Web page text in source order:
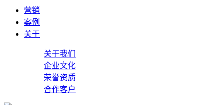
营销
案例
关于
关于我们
企业文化
荣誉资质
合作客户